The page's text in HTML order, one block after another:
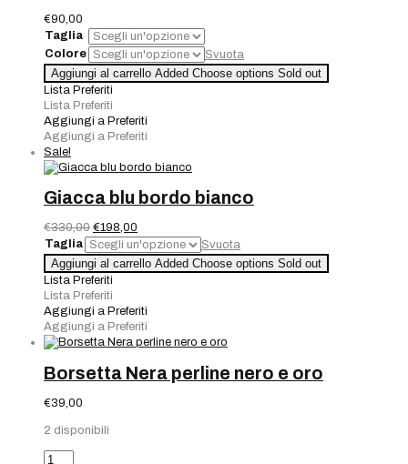
€90,00
Taglia
Colore
Svuota
Collana
Perle
80
Cm
quantità
Aggiungi al carrello Added Choose options Sold out
Lista Preferiti
Lista Preferiti
Aggiungi a Preferiti
Aggiungi a Preferiti
Sale!
Giacca blu bordo bianco
€330,00 Il
prezzo
originale
era:
€330,00.
€198,00
prezzo
attuale
è:
Taglia
Svuota
Giacca
blu
bordo
bianco
quantità
Aggiungi al carrello Added Choose options Sold out
Lista Preferiti
Lista Preferiti
Aggiungi a Preferiti
Aggiungi a Preferiti
Borsetta Nera perline nero e oro
€39,00
2 disponibili
Borsetta